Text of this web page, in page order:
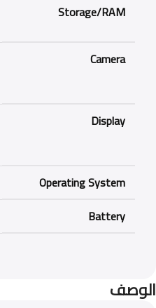
Storage/RAM
Camera
Display
Operating System
Battery
الوصف